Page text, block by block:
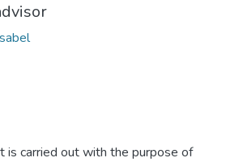
is carried out with the purpose of